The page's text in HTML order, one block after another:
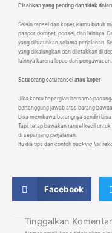
Pisahkan yang penting dan tidak
Selain ransel dan koper, kamu butuh
paspor, dompet, ponsel, dan lainnya.
yang dibutuhkan selama perjalanan.
yang dikalungkan dan diletakkan di
lainnya karena lepas dari pengawasan.
Satu orang satu ransel atau koper
Jika kamu bepergian bersama
bertanggung jawab atas barang
bisa membawa barangnya sendiri
Tapi, tetap bawakan ransel kecil
di sepanjang perjalanan.
Itu dia tips dan contoh packing list
Facebook
Tinggalkan Komentar